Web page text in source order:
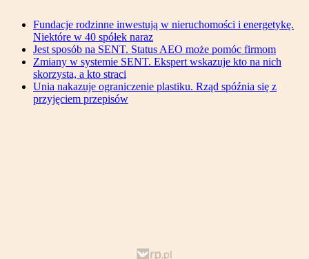
Fundacje rodzinne inwestują w nieruchomości i energetykę.
Niektóre w 40 spółek naraz
Jest sposób na SENT. Status AEO może pomóc firmom
Zmiany w systemie SENT. Ekspert wskazuje kto na nich
skorzysta, a kto straci
Unia nakazuje ograniczenie plastiku. Rząd spóźnia się z
przyjęciem przepisów